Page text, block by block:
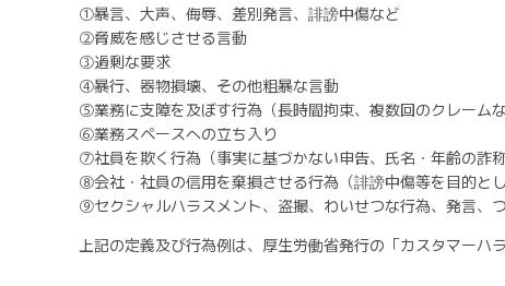
①暴言、大声、侮辱、差別発言、誹謗中傷など
②脅威を感じさせる言動
③過剰な要求
④暴行、器物損壊、その他粗暴な言動
⑤業務に支障を及ぼす行為（長時間拘束、複数回のクレームな
⑥業務スペースへの立ち入り
⑦社員を欺く行為（事実に基づかない申告、氏名・年齢の詐称
⑧会社・社員の信用を棄損させる行為（誹謗中傷等を目的と
⑨セクシャルハラスメント、盗撮、わいせつな行為、発言、
上記の定義及び行為例は、厚生労働省発行の「カスタマーハ